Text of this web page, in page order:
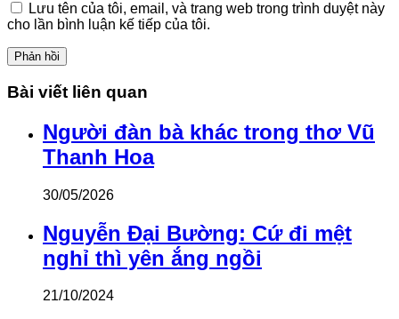
Lưu tên của tôi, email, và trang web trong trình duyệt này
cho lần bình luận kế tiếp của tôi.
Bài viết liên quan
Người đàn bà khác trong thơ Vũ
Thanh Hoa
30/05/2026
Nguyễn Đại Bường: Cứ đi mệt
nghỉ thì yên ắng ngồi
21/10/2024